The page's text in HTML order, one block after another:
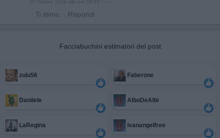
25 Ottobre 2018 alle ore 09:55
· Ti stimo · Rispondi
Facciabuchini estimatori del post
zulu56 Faberone
Danilele AlboDeAlbi
LaRegina ivanangelfree